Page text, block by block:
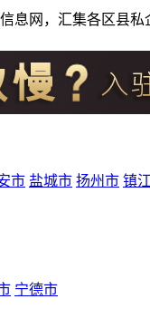
息网，汇集各区县
市 盐城市 扬州市 镇
宁德市